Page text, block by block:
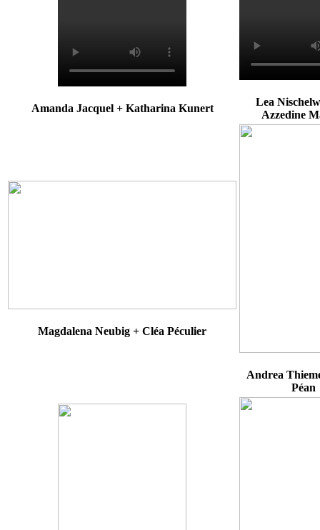
Amanda Jacquel + Katharina Kunert
Lea
Azzedine
Magdalena Neubig + Cléa Péculier
Andrea
Péan